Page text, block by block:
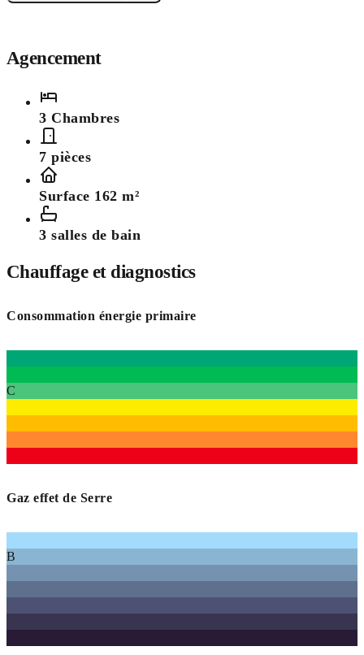
Agencement
3 Chambres
7 pièces
Surface 162 m²
3 salles de bain
Chauffage et diagnostics
Consommation énergie primaire
C
Gaz effet de Serre
B